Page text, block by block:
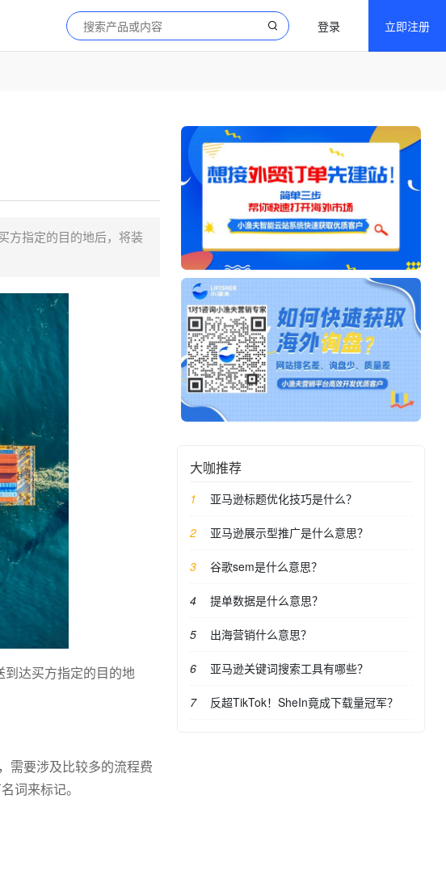
登录 立即注册
方指定的目的地后，将装
到达买方指定的目的地
需要涉及比较多的流程费
词来标记。
大咖推荐
亚马逊标题优化技巧是什么？
亚马逊展示型推广是什么意思？
谷歌sem是什么意思？
提单数据是什么意思？
出海营销什么意思？
亚马逊关键词搜索工具有哪些？
反超TikTok！SheIn竟成下载量冠军？